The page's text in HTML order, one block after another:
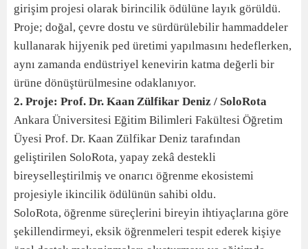
girişim projesi olarak birincilik ödülüne layık görüldü.
Proje; doğal, çevre dostu ve sürdürülebilir hammaddeler
kullanarak hijyenik ped üretimi yapılmasını hedeflerken,
aynı zamanda endüstriyel kenevirin katma değerli bir
ürüne dönüştürülmesine odaklanıyor.
2. Proje: Prof. Dr. Kaan Zülfikar Deniz / SoloRota
Ankara Üniversitesi Eğitim Bilimleri Fakültesi Öğretim
Üyesi Prof. Dr. Kaan Zülfikar Deniz tarafından
geliştirilen SoloRota, yapay zekâ destekli
bireyselleştirilmiş ve onarıcı öğrenme ekosistemi
projesiyle ikincilik ödülünün sahibi oldu.
SoloRota, öğrenme süreçlerini bireyin ihtiyaçlarına göre
şekillendirmeyi, eksik öğrenmeleri tespit ederek kişiye